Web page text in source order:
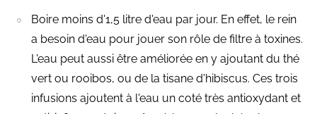
Boire moins d'1,5 litre d'eau par jour. En effet, le rein
a besoin d'eau pour jouer son rôle de filtre à toxines.
L'eau peut aussi être améliorée en y ajoutant du thé
vert ou rooibos, ou de la tisane d'hibiscus. Ces trois
infusions ajoutent à l'eau un coté très antioxydant et